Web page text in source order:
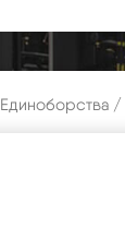
Единоборства /